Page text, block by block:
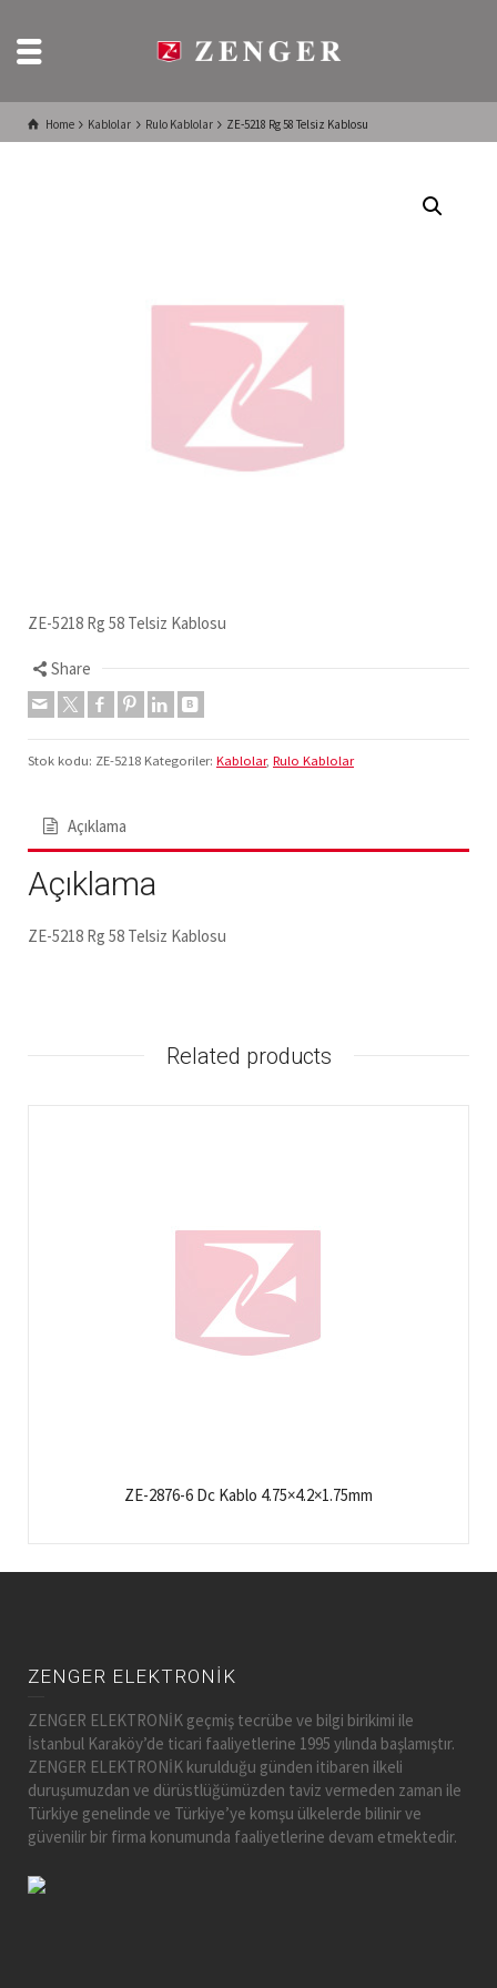
Home Kablolar Rulo Kablolar ZE-5218 Rg 58 Telsiz Kablosu
ZE-5218 Rg 58 Telsiz Kablosu
Share
Stok kodu: ZE-5218 Kategoriler: Kablolar, Rulo Kablolar
Açıklama
Açıklama
ZE-5218 Rg 58 Telsiz Kablosu
Related products
ZE-2876-6 Dc Kablo 4.75×4.2×1.75mm
ZENGER ELEKTRONİK
ZENGER ELEKTRONİK geçmiş tecrübe ve bilgi birikimi ile
İstanbul Karaköy’de ticari faaliyetlerine 1995 yılında başlamıştır.
ZENGER ELEKTRONİK kurulduğu günden itibaren ilkeli
duruşumuzdan ve dürüstlüğümüzden taviz vermeden zaman ile
Türkiye genelinde ve Türkiye’ye komşu ülkelerde bilinir ve
güvenilir bir firma konumunda faaliyetlerine devam etmektedir.